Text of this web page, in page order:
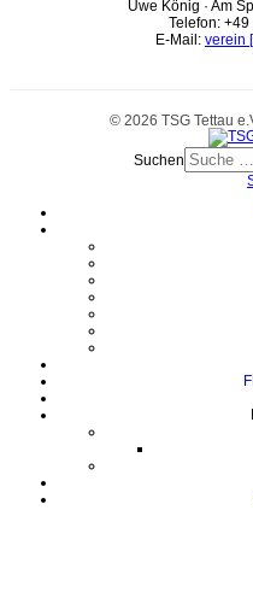
Uwe König · Am
Telefon:
E-Mail: verein
© 2026 TSG Tettau
Suchen